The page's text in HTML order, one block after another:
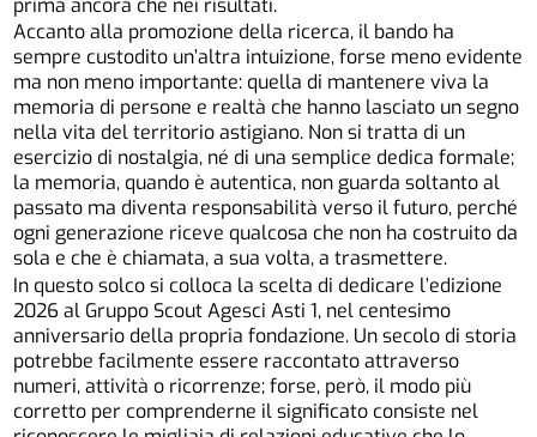
prima ancora che nei risultati.
Accanto alla promozione della ricerca, il bando ha
sempre custodito un’altra intuizione, forse meno evidente
ma non meno importante: quella di mantenere viva la
memoria di persone e realtà che hanno lasciato un segno
nella vita del territorio astigiano. Non si tratta di un
esercizio di nostalgia, né di una semplice dedica formale;
la memoria, quando è autentica, non guarda soltanto al
passato ma diventa responsabilità verso il futuro, perché
ogni generazione riceve qualcosa che non ha costruito da
sola e che è chiamata, a sua volta, a trasmettere.
In questo solco si colloca la scelta di dedicare l’edizione
2026 al Gruppo Scout Agesci Asti 1, nel centesimo
anniversario della propria fondazione. Un secolo di storia
potrebbe facilmente essere raccontato attraverso
numeri, attività o ricorrenze; forse, però, il modo più
corretto per comprenderne il significato consiste nel